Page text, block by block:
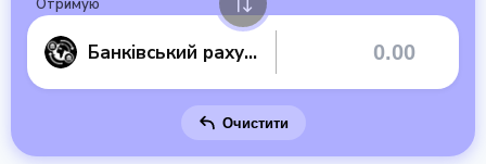
Отримую
Банківський рахунок RON
Очистити